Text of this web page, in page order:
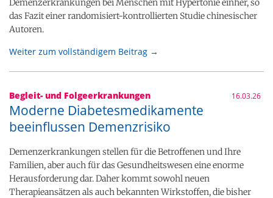
Demenzerkrankungen bei Menschen mit Hypertonie einher, so
das Fazit einer randomisiert-kontrollierten Studie chinesischer
Autoren.
Weiter zum vollständigem Beitrag →
Begleit- und Folgeerkrankungen 16.03.26
Moderne Diabetesmedikamente
beeinflussen Demenzrisiko
Demenzerkrankungen stellen für die Betroffenen und Ihre
Familien, aber auch für das Gesundheitswesen eine enorme
Herausforderung dar. Daher kommt sowohl neuen
Therapieansätzen als auch bekannten Wirkstoffen, die bisher